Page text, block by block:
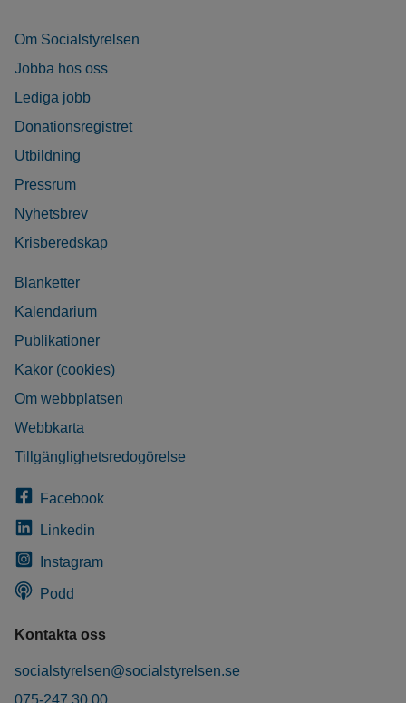
Om Socialstyrelsen
Jobba hos oss
Lediga jobb
Donationsregistret
Utbildning
Pressrum
Nyhetsbrev
Krisberedskap
Blanketter
Kalendarium
Publikationer
Kakor (cookies)
Om webbplatsen
Webbkarta
Tillgänglighetsredogörelse
Facebook
Linkedin
Instagram
Podd
Kontakta oss
socialstyrelsen@socialstyrelsen.se
075-247 30 00